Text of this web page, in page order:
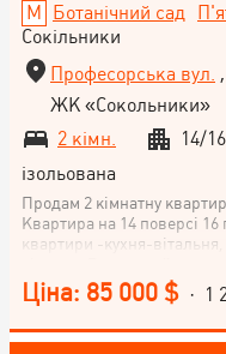
Ботанічний сад
Сокільники
Професорська вул.
ЖК «Сокольники»
2 кімн.
14/16
ізольована
Продам 2 кімнатну
Квартира на 14 поверсі
квартири -кухня-
вбудовані міжкімнатні
коридорі тепла підлога
Grohe. Всі меблі
техніка: духова шафа,
Ціна: 85 000 $ · 1